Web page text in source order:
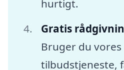
hurtigt.
Gratis
Bruger du vores
tilbudstjeneste,